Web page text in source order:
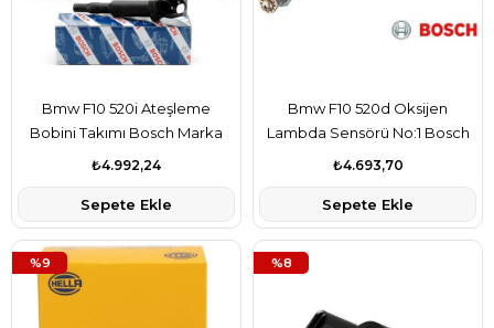
Bmw F10 520i Ateşleme
Bobini Takımı Bosch Marka
12137594937
₺4.992,24
Sepete Ekle
Bmw F10 520d Oksijen
Lambda Sensörü No:1 Bosch
Marka 13627791600
₺4.693,70
Sepete Ekle
%9 %8